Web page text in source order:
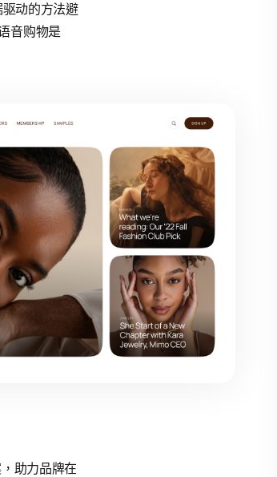
动的方法避
音购物是
助力品牌在